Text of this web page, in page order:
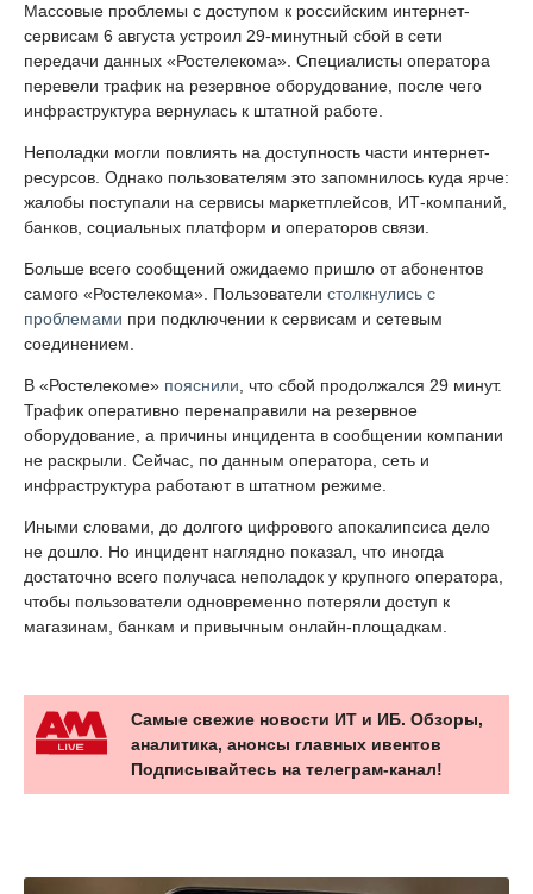
Массовые проблемы с доступом к российским интернет-
сервисам 6 августа устроил 29-минутный сбой в сети
передачи данных «Ростелекома». Специалисты оператора
перевели трафик на резервное оборудование, после чего
инфраструктура вернулась к штатной работе.
Неполадки могли повлиять на доступность части интернет-
ресурсов. Однако пользователям это запомнилось куда ярче:
жалобы поступали на сервисы маркетплейсов, ИТ-компаний,
банков, социальных платформ и операторов связи.
Больше всего сообщений ожидаемо пришло от абонентов
самого «Ростелекома». Пользователи столкнулись с
проблемами при подключении к сервисам и сетевым
соединением.
В «Ростелекоме» пояснили , что сбой продолжался 29 минут.
Трафик оперативно перенаправили на резервное
оборудование, а причины инцидента в сообщении компании
не раскрыли. Сейчас, по данным оператора, сеть и
инфраструктура работают в штатном режиме.
Иными словами, до долгого цифрового апокалипсиса дело
не дошло. Но инцидент наглядно показал, что иногда
достаточно всего получаса неполадок у крупного оператора,
чтобы пользователи одновременно потеряли доступ к
магазинам, банкам и привычным онлайн-площадкам.
Самые свежие новости ИТ и ИБ. Обзоры,
аналитика, анонсы главных ивентов
Подписывайтесь на телеграм-канал!